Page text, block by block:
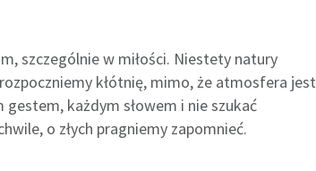
szczególnie w miłości. Niestety natury
kłótnię, mimo, że atmosfera jest
każdym słowem i nie szukać
o złych pragniemy zapomnieć.